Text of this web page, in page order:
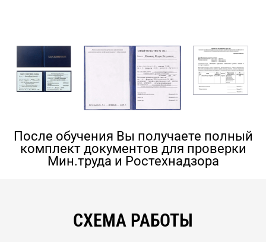
После обучения Вы получаете полный
комплект документов для проверки
Мин.труда и Ростехнадзора
СХЕМА РАБОТЫ